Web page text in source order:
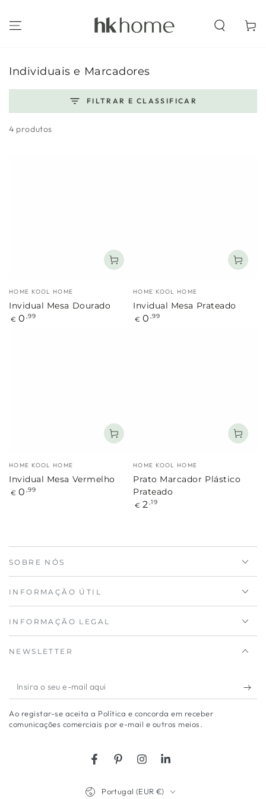
Coleção:
Individuais e Marcadores
FILTRAR E CLASSIFICAR
4 produtos
Marca:
HOME KOOL HOME
Invidual Mesa Dourado
Preço
€ 0 ,99
Marca:
HOME KOOL HOME
Invidual Mesa Prateado
Preço
€ 0 ,99
Marca:
HOME KOOL HOME
Invidual Mesa Vermelho
Preço
€ 0 ,99
Marca:
HOME KOOL HOME
Prato Marcador Plástico
Prateado
Preço
€ 2 ,19
SOBRE NÓS
INFORMAÇÃO ÚTIL
INFORMAÇÃO LEGAL
NEWSLETTER
Insira
o
seu
Ao registar-se aceita a Política e concorda em receber
comunicações comerciais por e-mail e outros meios.
FacebookPinterestInstagramLinkedIn
Portugal (EUR €)